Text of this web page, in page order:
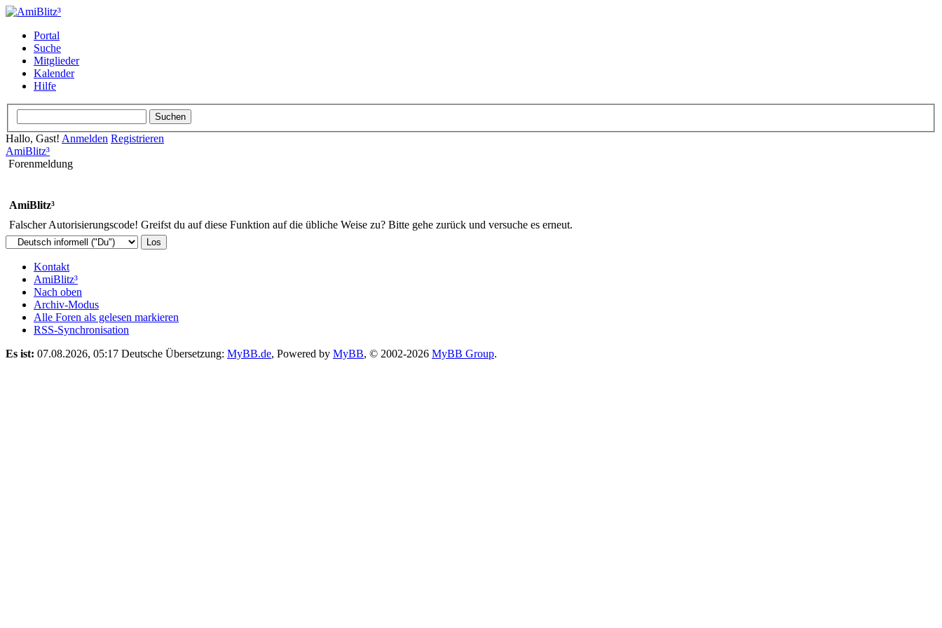
Portal
Suche
Mitglieder
Kalender
Hilfe
Hallo, Gast! Anmelden Registrieren
AmiBlitz³
Forenmeldung
AmiBlitz³
Falscher Autorisierungscode! Greifst du auf diese Funktion auf die übliche Weise zu? Bitte gehe zurück und versuche es erneut.
Kontakt
AmiBlitz³
Nach oben
Archiv-Modus
Alle Foren als gelesen markieren
RSS-Synchronisation
Es ist: 07.08.2026, 05:17 Deutsche Übersetzung: MyBB.de, Powered by MyBB, © 2002-2026 MyBB Group.